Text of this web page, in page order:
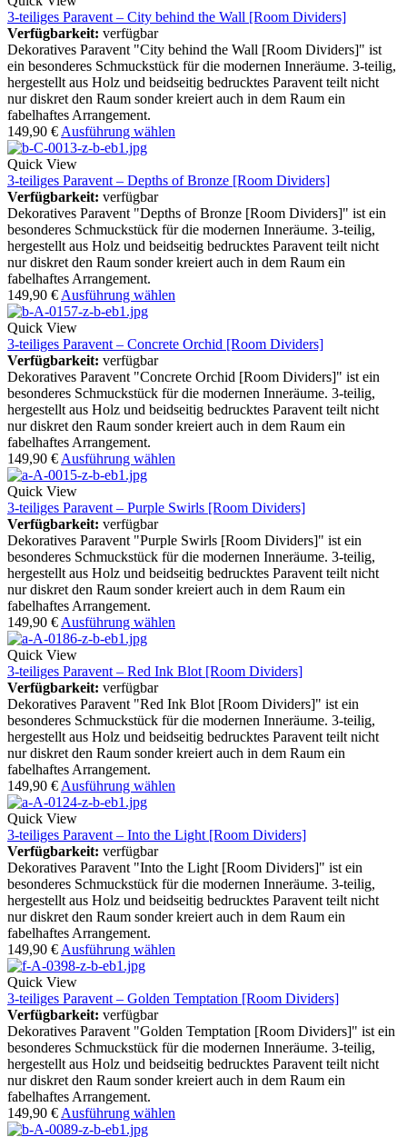
3-teiliges Paravent – City behind the Wall [Room Dividers]
Verfügbarkeit: verfügbar
Dekoratives Paravent "City behind the Wall [Room Dividers]" ist
ein besonderes Schmuckstück für die modernen Inneräume. 3-teilig,
hergestellt aus Holz und beidseitig bedrucktes Paravent teilt nicht
nur diskret den Raum sonder kreiert auch in dem Raum ein
fabelhaftes Arrangement.
149,90 € Ausführung wählen
Quick View
3-teiliges Paravent – Depths of Bronze [Room Dividers]
Verfügbarkeit: verfügbar
Dekoratives Paravent "Depths of Bronze [Room Dividers]" ist ein
besonderes Schmuckstück für die modernen Inneräume. 3-teilig,
hergestellt aus Holz und beidseitig bedrucktes Paravent teilt nicht
nur diskret den Raum sonder kreiert auch in dem Raum ein
fabelhaftes Arrangement.
149,90 € Ausführung wählen
Quick View
3-teiliges Paravent – Concrete Orchid [Room Dividers]
Verfügbarkeit: verfügbar
Dekoratives Paravent "Concrete Orchid [Room Dividers]" ist ein
besonderes Schmuckstück für die modernen Inneräume. 3-teilig,
hergestellt aus Holz und beidseitig bedrucktes Paravent teilt nicht
nur diskret den Raum sonder kreiert auch in dem Raum ein
fabelhaftes Arrangement.
149,90 € Ausführung wählen
Quick View
3-teiliges Paravent – Purple Swirls [Room Dividers]
Verfügbarkeit: verfügbar
Dekoratives Paravent "Purple Swirls [Room Dividers]" ist ein
besonderes Schmuckstück für die modernen Inneräume. 3-teilig,
hergestellt aus Holz und beidseitig bedrucktes Paravent teilt nicht
nur diskret den Raum sonder kreiert auch in dem Raum ein
fabelhaftes Arrangement.
149,90 € Ausführung wählen
Quick View
3-teiliges Paravent – Red Ink Blot [Room Dividers]
Verfügbarkeit: verfügbar
Dekoratives Paravent "Red Ink Blot [Room Dividers]" ist ein
besonderes Schmuckstück für die modernen Inneräume. 3-teilig,
hergestellt aus Holz und beidseitig bedrucktes Paravent teilt nicht
nur diskret den Raum sonder kreiert auch in dem Raum ein
fabelhaftes Arrangement.
149,90 € Ausführung wählen
Quick View
3-teiliges Paravent – Into the Light [Room Dividers]
Verfügbarkeit: verfügbar
Dekoratives Paravent "Into the Light [Room Dividers]" ist ein
besonderes Schmuckstück für die modernen Inneräume. 3-teilig,
hergestellt aus Holz und beidseitig bedrucktes Paravent teilt nicht
nur diskret den Raum sonder kreiert auch in dem Raum ein
fabelhaftes Arrangement.
149,90 € Ausführung wählen
Quick View
3-teiliges Paravent – Golden Temptation [Room Dividers]
Verfügbarkeit: verfügbar
Dekoratives Paravent "Golden Temptation [Room Dividers]" ist ein
besonderes Schmuckstück für die modernen Inneräume. 3-teilig,
hergestellt aus Holz und beidseitig bedrucktes Paravent teilt nicht
nur diskret den Raum sonder kreiert auch in dem Raum ein
fabelhaftes Arrangement.
149,90 € Ausführung wählen